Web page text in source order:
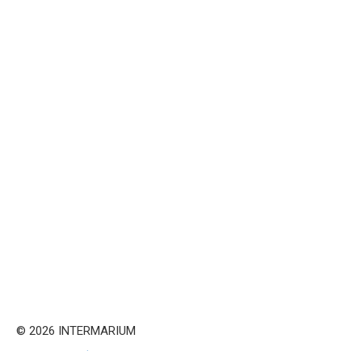
© 2026 INTERMARIUM